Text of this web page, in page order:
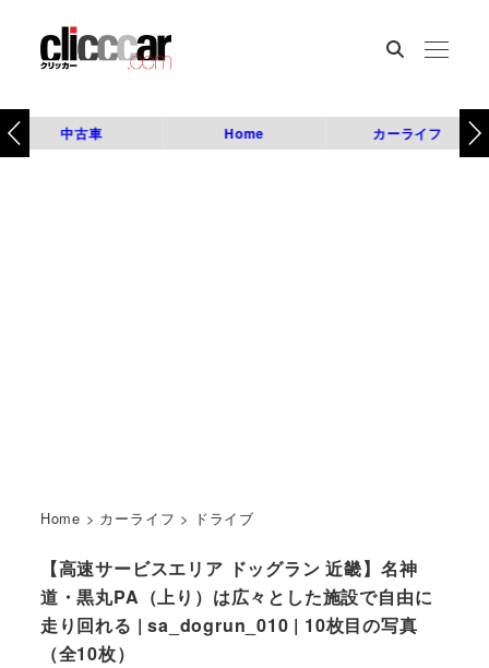
中古車 Home カーライフ
Home > カーライフ > ドライブ
【高速サービスエリア ドッグラン 近畿】名神
道・黒丸PA（上り）は広々とした施設で自由に
走り回れる | sa_dogrun_010 | 10枚目の写真
（全10枚）